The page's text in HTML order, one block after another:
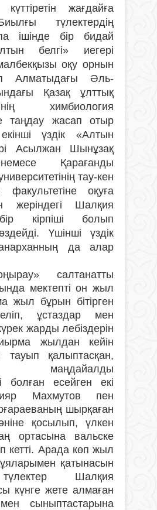
жағдайға
түлектердің
ішінде бір бидай
белгі» иегері
оқу орнын
Алматыдағы Әль-
Қазақ ұлттық
химбиология
таңдау жасап отыр
үздік «Алтын
Асылжан Шынұзақ
Қарағанды
тау-кен
факультетіне оқуға
жеріндегі Шалқия
бір кірпіші болып
Үшінші үздік
да алар
салтанатты
мектепті он жыл
жыл бұрын бітірген
ұстаздар мен
жарды лебіздерін
жылдан кейін
қалыптасқан,
маңдайалды
болған есейген екі
Махмутов пен
шырқаған
қосылып, үлкен
ортасына вальске
кетті. Арада көп жыл
қатынасын
Шалқия
күнге жете алмаған
сыныптастарына